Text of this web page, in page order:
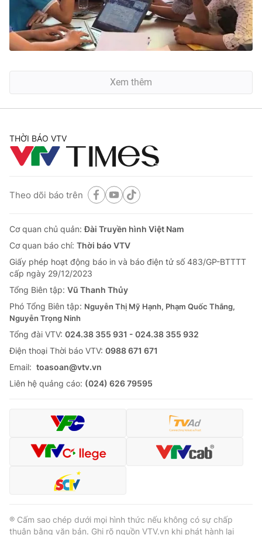
Xem thêm
THỜI BÁO VTV
Theo dõi báo trên
Cơ quan chủ quản:Đài Truyền hình Việt Nam
Cơ quan báo chí: Thời báo VTV
Giấy phép hoạt động báo in và báo điện tử số 483/GP-BTTTT
cấp ngày 29/12/2023
Tổng Biên tập: Vũ Thanh Thủy
Phó Tổng Biên tập: Nguyễn Thị Mỹ Hạnh, Phạm Quốc Thắng,
Nguyễn Trọng Ninh
Tổng đài VTV: 024.38 355 931 - 024.38 355 932
Ðiện thoại Thời báo VTV: 0988 671 671
Email: toasoan@vtv.vn
Liên hệ quảng cáo: (024) 626 79595
® Cấm sao chép dưới mọi hình thức nếu không có sự chấp
thuận bằng văn bản. Ghi rõ nguồn VTV.vn khi phát hành lại